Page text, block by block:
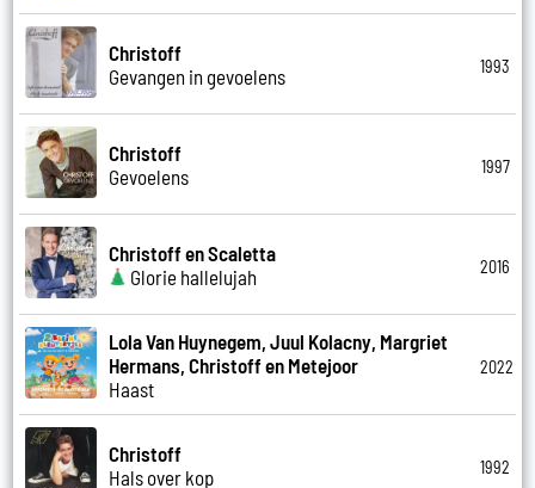
Christoff
Gevangen in gevoelens
1993
Christoff
Gevoelens
1997
Christoff en Scaletta
Glorie hallelujah
2016
Lola Van Huynegem, Juul Kolacny, Margriet
Hermans, Christoff en Metejoor
Haast
2022
Christoff
Hals over kop
1992